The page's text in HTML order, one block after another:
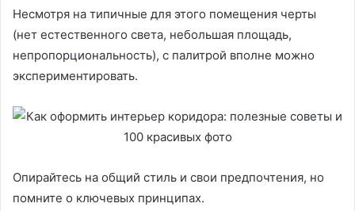
Несмотря на типичные для этого помещения черты
(нет естественного света, небольшая площадь,
непропорциональность), с палитрой вполне можно
экспериментировать.
Опирайтесь на общий стиль и свои предпочтения, но
помните о ключевых принципах.